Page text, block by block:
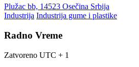
Plužac bb, 14523 Osečina Srbija
Industrija Industrija gume i plastike
Radno Vreme
Zatvoreno UTC + 1